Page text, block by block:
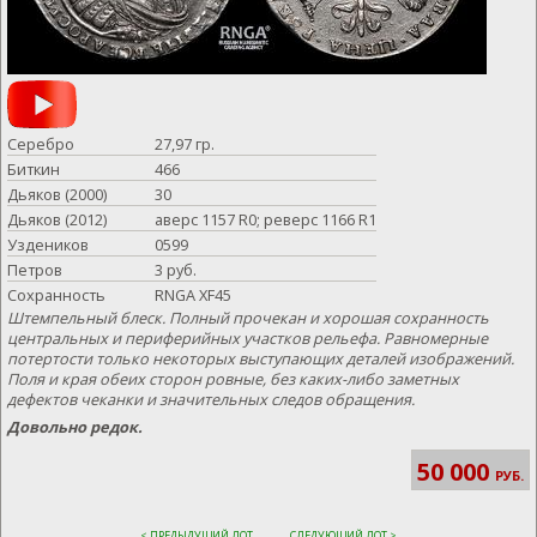
Серебро
27,97 гр.
Биткин
466
Дьяков (2000)
30
Дьяков (2012)
аверс 1157 R0; реверс 1166 R1
Уздеников
0599
Петров
3 руб.
Сохранность
RNGA XF45
Штемпельный блеск. Полный прочекан и хорошая сохранность
центральных и периферийных участков рельефа. Равномерные
потертости только некоторых выступающих деталей изображений.
Поля и края обеих сторон ровные, без каких-либо заметных
дефектов чеканки и значительных следов обращения.
Довольно редок.
50 000 РУБ.